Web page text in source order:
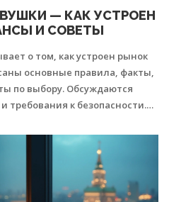
— КАК УСТРОЕН
И СОВЕТЫ
о том, как устроен рынок
основные правила, факты,
по выбору. Обсуждаются
требования к безопасности.
или планирует работать
сфере.